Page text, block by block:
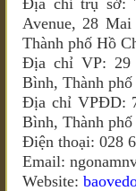
Avenue, 28
Thành phố Hồ
Địa chỉ VP: 29
Bình, Thành
Địa chỉ VPĐD:
Bình, Thành
Điện thoại: 028
Email:
Website: